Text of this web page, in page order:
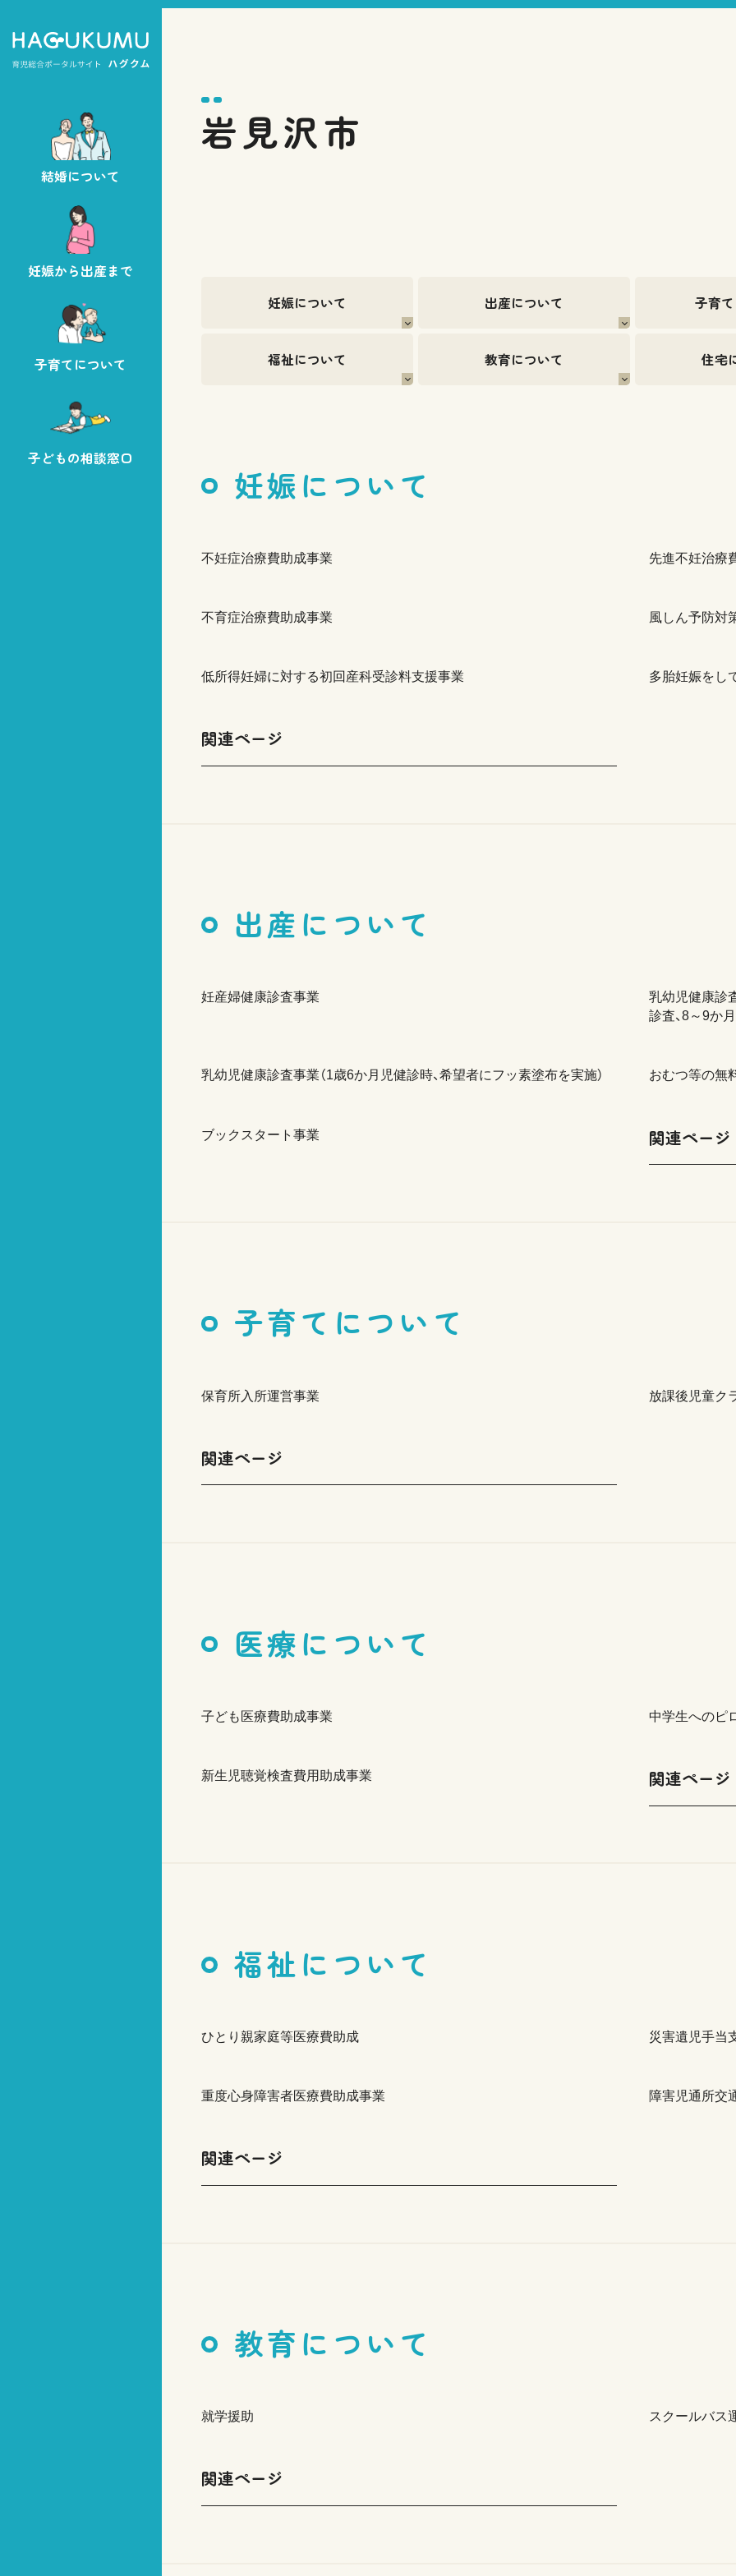
結婚について
妊娠から出産まで
子育てについて
子どもの相談窓口
岩見沢市
妊娠について 出産について 子育
福祉について 教育について 住宅
妊娠について
不妊症治療費助成事業 先進不妊治療
不育症治療費助成事業 風しん予防対
低所得妊婦に対する初回産科受診料支援事業 多胎妊娠をし
関連ページ
出産について
妊産婦健康診査事業
乳幼児健康診
診査、8～9か
乳幼児健康診査事業（1歳6か月児健診時、希望者にフッ素塗布を実施） おむつ等の無
ブックスタート事業 関連ページ
子育てについて
保育所入所運営事業 放課後児童ク
関連ページ
医療について
子ども医療費助成事業 中学生へのピ
新生児聴覚検査費用助成事業 関連ページ
福祉について
ひとり親家庭等医療費助成 災害遺児手当
重度心身障害者医療費助成事業 障害児通所交
関連ページ
教育について
就学援助 スクールバス
関連ページ